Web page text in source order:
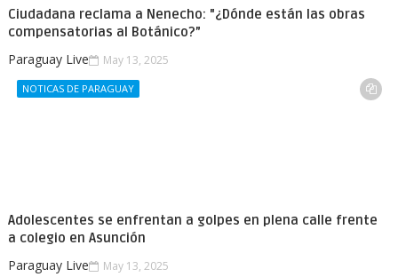
Ciudadana reclama a Nenecho: "¿Dónde están las obras
compensatorias al Botánico?”
Paraguay Live May 13, 2025
NOTICAS DE PARAGUAY
Adolescentes se enfrentan a golpes en plena calle frente
a colegio en Asunción
Paraguay Live May 13, 2025